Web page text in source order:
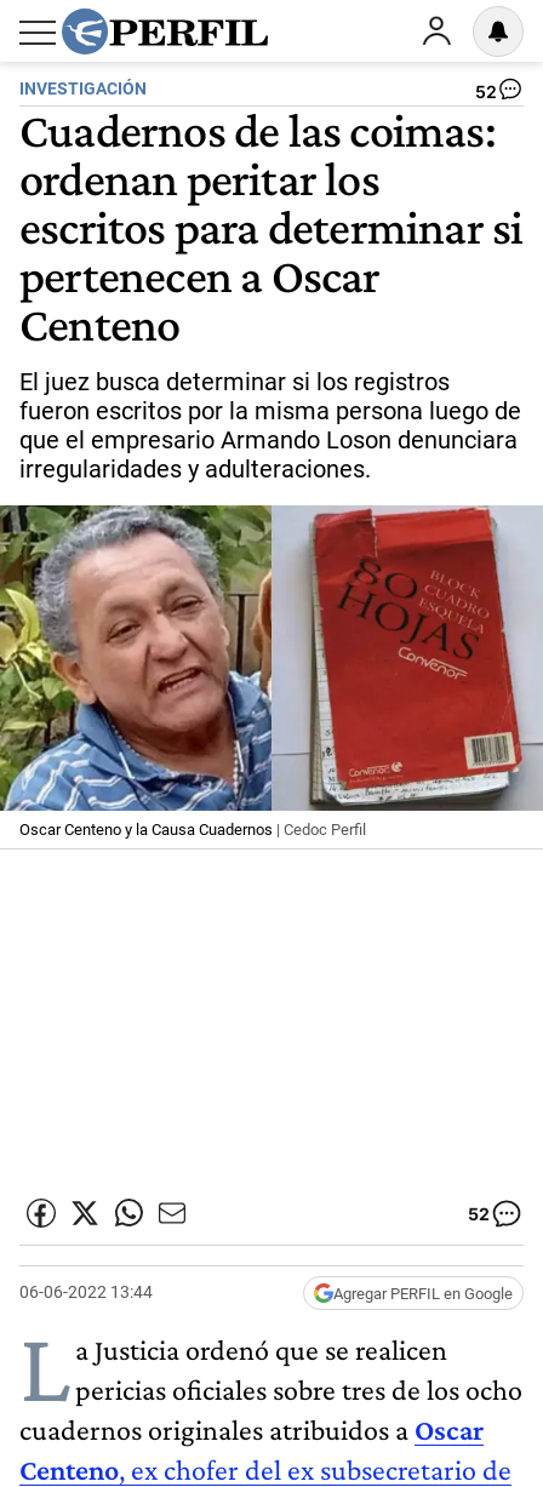
INVESTIGACIÓN 52
Cuadernos de las coimas:
ordenan peritar los
escritos para determinar si
pertenecen a Oscar
Centeno
El juez busca determinar si los registros
fueron escritos por la misma persona luego de
que el empresario Armando Loson denunciara
irregularidades y adulteraciones.
Oscar Centeno y la Causa Cuadernos | Cedoc Perfil
52
06-06-2022 13:44 Agregar PERFIL en Google
La Justicia ordenó que se realicen
pericias oficiales sobre tres de los ocho
cuadernos originales atribuidos a Oscar
Centeno, ex chofer del ex subsecretario de